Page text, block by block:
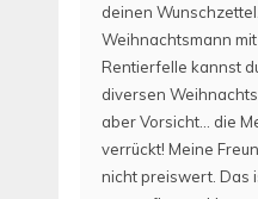
deinen
Weihnachtsmann
Rentierfelle kannst
diversen
aber Vorsicht… die
verrückt! Meine
nicht preiswert. Das